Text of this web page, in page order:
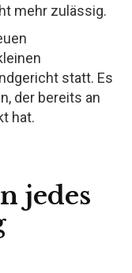
mehr zulässig.
statt. Es
der bereits an
hat.
jedes